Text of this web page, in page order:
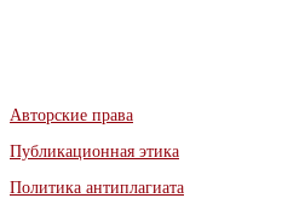
Авторские права
Публикационная этика
Политика антиплагиата